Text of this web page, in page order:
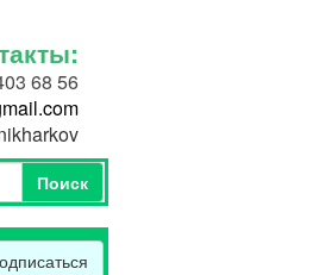
68 56
Поиск